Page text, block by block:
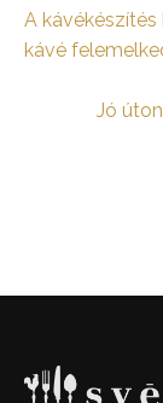
articles
A
kávé
Jó